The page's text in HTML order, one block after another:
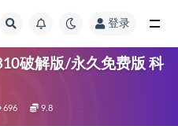
登录
破解版/永久免费版 科
696 9.8